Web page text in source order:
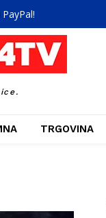
TRGOVINA